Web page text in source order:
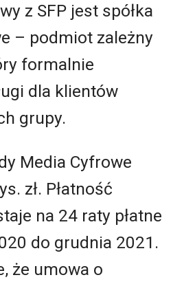
z SFP jest spółka
– podmiot zależny
formalnie
dla klientów
grupy.
Media Cyfrowe
zł. Płatność
na 24 raty płatne
do grudnia 2021.
że umowa o